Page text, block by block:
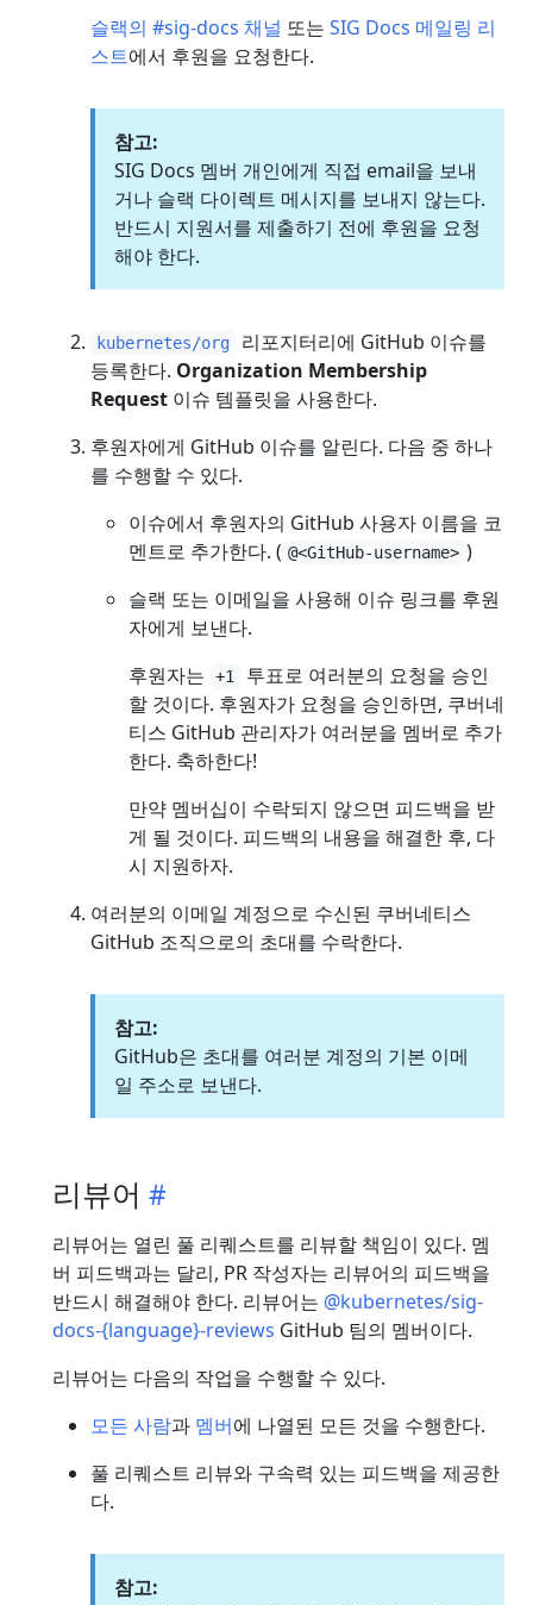
슬랙의 #sig-docs 채널 또는 SIG Docs 메일링 리
스트에서 후원을 요청한다.
참고:
SIG Docs 멤버 개인에게 직접 email을 보내
거나 슬랙 다이렉트 메시지를 보내지 않는다.
반드시 지원서를 제출하기 전에 후원을 요청
해야 한다.
kubernetes/org
리포지터리에 GitHub 이슈를
등록한다. Organization Membership
Request 이슈 템플릿을 사용한다.
후원자에게 GitHub 이슈를 알린다. 다음 중 하나
를 수행할 수 있다.
이슈에서 후원자의 GitHub 사용자 이름을 코
멘트로 추가한다. ( @<GitHub-username> )
슬랙 또는 이메일을 사용해 이슈 링크를 후원
자에게 보낸다.
후원자는
+1
투표로 여러분의 요청을 승인
할 것이다. 후원자가 요청을 승인하면, 쿠버네
티스 GitHub 관리자가 여러분을 멤버로 추가
한다. 축하한다!
만약 멤버십이 수락되지 않으면 피드백을 받
게 될 것이다. 피드백의 내용을 해결한 후, 다
시 지원하자.
여러분의 이메일 계정으로 수신된 쿠버네티스
GitHub 조직으로의 초대를 수락한다.
참고:
GitHub은 초대를 여러분 계정의 기본 이메
일 주소로 보낸다.
리뷰어
리뷰어는 열린 풀 리퀘스트를 리뷰할 책임이 있다. 멤
버 피드백과는 달리, PR 작성자는 리뷰어의 피드백을
반드시 해결해야 한다. 리뷰어는 @kubernetes/sig-
docs-{language}-reviews GitHub 팀의 멤버이다.
리뷰어는 다음의 작업을 수행할 수 있다.
모든 사람과 멤버에 나열된 모든 것을 수행한다.
풀 리퀘스트 리뷰와 구속력 있는 피드백을 제공한
다.
참고: